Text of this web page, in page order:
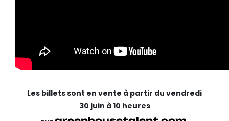
Les billets sont en vente à partir du vendredi
30 juin à 10 heures